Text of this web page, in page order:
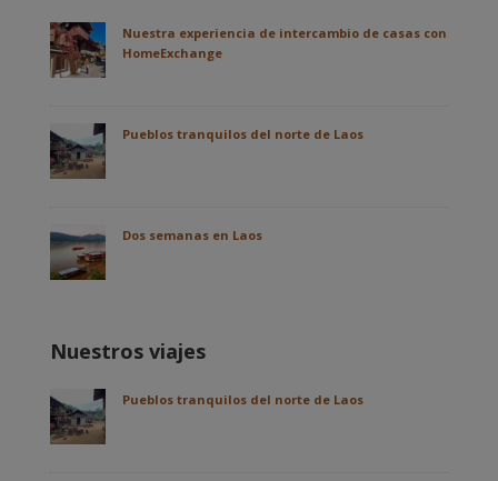
Nuestra experiencia de intercambio de casas con
HomeExchange
Pueblos tranquilos del norte de Laos
Dos semanas en Laos
Nuestros viajes
Pueblos tranquilos del norte de Laos